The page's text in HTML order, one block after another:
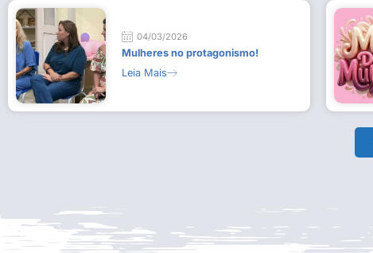
04/03/2026
Mulheres no protagonismo!
Leia Mais